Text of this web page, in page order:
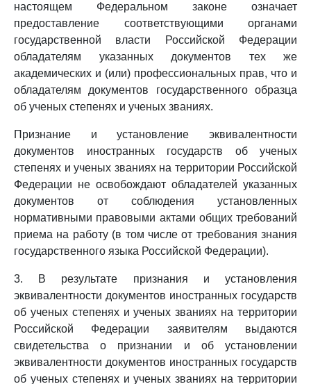
настоящем Федеральном законе означает
предоставление соответствующими органами
государственной власти Российской Федерации
обладателям указанных документов тех же
академических и (или) профессиональных прав, что и
обладателям документов государственного образца
об ученых степенях и ученых званиях.
Признание и установление эквивалентности
документов иностранных государств об ученых
степенях и ученых званиях на территории Российской
Федерации не освобождают обладателей указанных
документов от соблюдения установленных
нормативными правовыми актами общих требований
приема на работу (в том числе от требования знания
государственного языка Российской Федерации).
3. В результате признания и установления
эквивалентности документов иностранных государств
об ученых степенях и ученых званиях на территории
Российской Федерации заявителям выдаются
свидетельства о признании и об установлении
эквивалентности документов иностранных государств
об ученых степенях и ученых званиях на территории